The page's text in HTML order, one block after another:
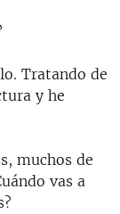
Tratando de
y he
muchos de
vas a